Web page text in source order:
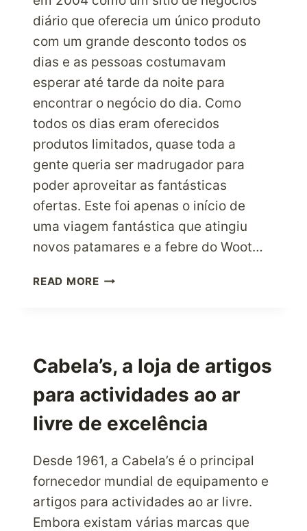
diário que oferecia um único produto
com um grande desconto todos os
dias e as pessoas costumavam
esperar até tarde da noite para
encontrar o negócio do dia. Como
todos os dias eram oferecidos
produtos limitados, quase toda a
gente queria ser madrugador para
poder aproveitar as fantásticas
ofertas. Este foi apenas o início de
uma viagem fantástica que atingiu
novos patamares e a febre do Woot…
READ MORETODOS
FAZER
NEGÓCIOS,
ESTÁ
HORA
FAZERES
WOOT!
Cabela’s, a loja de artigos
para actividades ao ar
livre de excelência
Desde 1961, a Cabela’s é o principal
fornecedor mundial de equipamento e
artigos para actividades ao ar livre.
Embora existam várias marcas que